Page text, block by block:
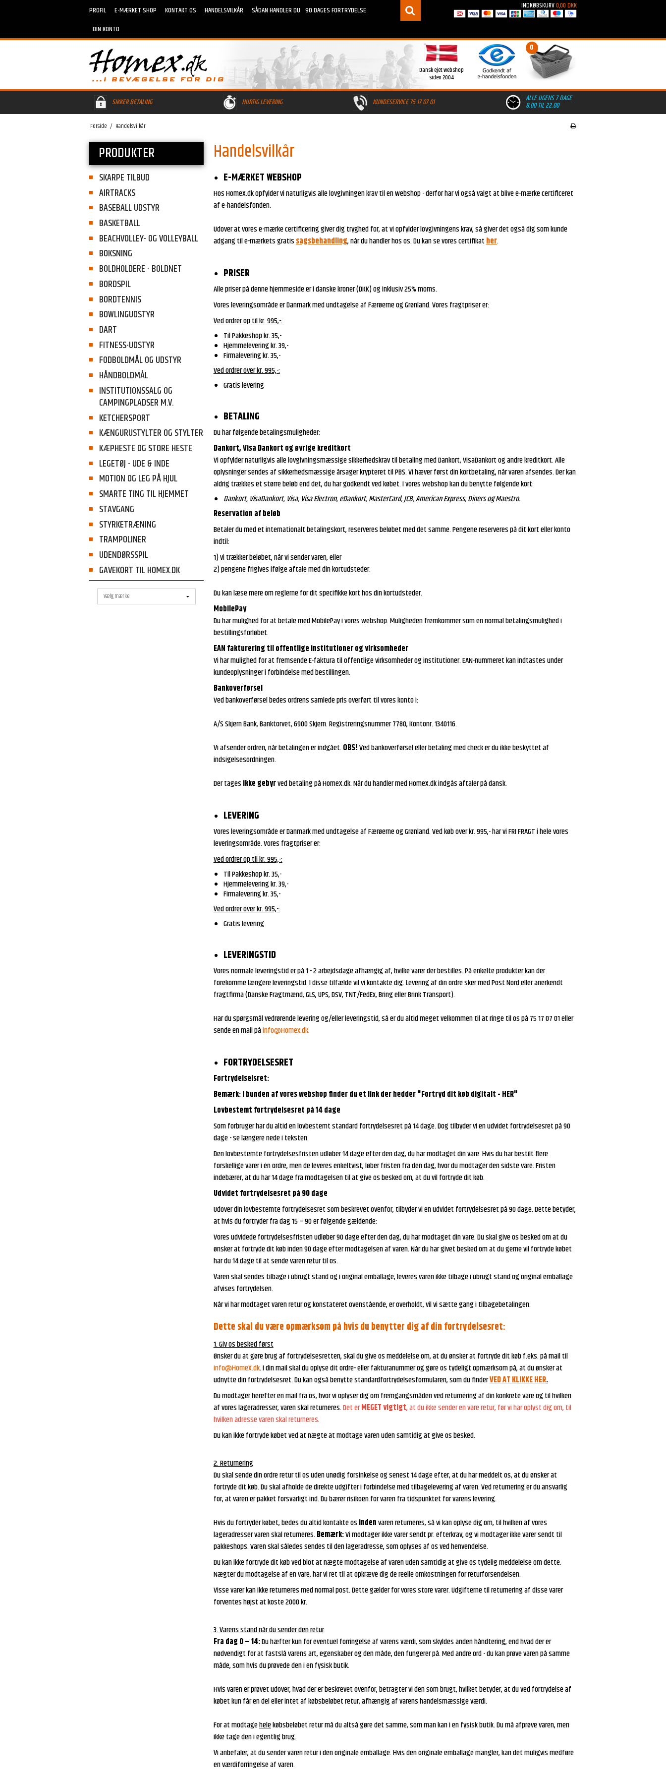
PROFIL E-MÆRKET SHOP KONTAKT OS HANDELSVILKÅR SÅDAN HANDLER DU 90 DAGES FORTRYDELSE
DIN KONTO
INDKØBSKURV0,00 DKK
Dansk ejet webshop
siden 2004
0
SIKKER BETALING HURTIG LEVERING KUNDESERVICE 75 17 07 01 ALLE UGENS 7 DAGE
8.00 TIL 22.00
Forside / Handelsvilkår
PRODUKTER
SKARPE TILBUD
AIRTRACKS
BASEBALL UDSTYR
BASKETBALL
BEACHVOLLEY- OG VOLLEYBALL
BOKSNING
BOLDHOLDERE - BOLDNET
BORDSPIL
BORDTENNIS
BOWLINGUDSTYR
DART
FITNESS-UDSTYR
FODBOLDMÅL OG UDSTYR
HÅNDBOLDMÅL
INSTITUTIONSSALG OG
CAMPINGPLADSER M.V.
KETCHERSPORT
KÆNGURUSTYLTER OG STYLTER
KÆPHESTE OG STORE HESTE
LEGETØJ - UDE & INDE
MOTION OG LEG PÅ HJUL
SMARTE TING TIL HJEMMET
STAVGANG
STYRKETRÆNING
TRAMPOLINER
UDENDØRSSPIL
GAVEKORT TIL HOMEX.DK
Handelsvilkår
E-MÆRKET WEBSHOP
Hos HomeX.dk opfylder vi naturligvis alle lovgivningen krav til en webshop - derfor har vi også valgt at blive e-mærke certificeret
af e-handelsfonden.
Udover at vores e-mærke certificering giver dig tryghed for, at vi opfylder lovgivningens krav, så giver det også dig som kunde
adgang til e-mærkets gratissagsbehandling, når du handler hos os. Du kan se vores certifikather.
PRISER
Alle priser på denne hjemmeside er i danske kroner (DKK) og inklusiv 25% moms.
Vores leveringsområde er Danmark med undtagelse af Færøerne og Grønland. Vores fragtpriser er:
Ved ordrer op til kr. 995,-:
Til Pakkeshop kr. 35,-
Hjemmelevering kr. 39,-
Firmalevering kr. 35,-
Ved ordrer over kr. 995,-:
Gratis levering
BETALING
Du har følgende betalingsmuligheder:
Dankort, Visa Dankort og øvrige kreditkort
Vi opfylder naturligvis alle lovgivningsmæssige sikkerhedskrav til betaling med Dankort, VisaDankort og andre kreditkort. Alle
oplysninger sendes af sikkerhedsmæssige årsager krypteret til PBS. Vi hæver først din kortbetaling, når varen afsendes. Der kan
aldrig trækkes et større beløb end det, du har godkendt ved købet. I vores webshop kan du benytte følgende kort:
Dankort, VisaDankort, Visa, Visa Electron, eDankort, MasterCard, JCB, American Express, Diners og Maestro.
Reservation af beløb
Betaler du med et internationalt betalingskort, reserveres beløbet med det samme. Pengene reserveres på dit kort eller konto
indtil:
1) vi trækker beløbet, når vi sender varen, eller
2) pengene frigives ifølge aftale med din kortudsteder.
Du kan læse mere om reglerne for dit specifikke kort hos din kortudsteder.
MobilePay
Du har mulighed for at betale med MobilePay i vores webshop. Muligheden fremkommer som en normal betalingsmulighed i
bestillingsforløbet.
EAN fakturering til offentlige institutioner og virksomheder
Vi har mulighed for at fremsende E-faktura til offentlige virksomheder og institutioner. EAN-nummeret kan indtastes under
kundeoplysninger i forbindelse med bestillingen.
Bankoverførsel
Ved bankoverførsel bedes ordrens samlede pris overført til vores konto i:
A/S Skjern Bank, Banktorvet, 6900 Skjern. Registreringsnummer 7780, Kontonr. 1340116.
Vi afsender ordren, når betalingen er indgået. OBS!Ved bankoverførsel eller betaling med check er du ikke beskyttet af
indsigelsesordningen.
Der tagesikke gebyrved betaling på HomeX.dk. Når du handler med HomeX.dk indgås aftaler på dansk.
LEVERING
Vores leveringsområde er Danmark med undtagelse af Færøerne og Grønland. Ved køb over kr. 995,- har vi FRI FRAGT i hele vores
leveringsområde. Vores fragtpriser er:
Ved ordrer op til kr. 995,-:
Til Pakkeshop kr. 35,-
Hjemmelevering kr. 39,-
Firmalevering kr. 35,-
Ved ordrer over kr. 995,-:
Gratis levering
LEVERINGSTID
Vores normale leveringstid er på 1 - 2 arbejdsdage afhængig af, hvilke varer der bestilles. På enkelte produkter kan der
forekomme længere leveringstid. I disse tilfælde vil vi kontakte dig. Levering af din ordre sker med Post Nord eller anerkendt
fragtfirma (Danske Fragtmænd, GLS, UPS, DSV, TNT/FedEx, Bring eller Brink Transport).
Har du spørgsmål vedrørende levering og/eller leveringstid, så er du altid meget velkommen til at ringe til os på 75 17 07 01 eller
sende en mail påinfo@Homex.dk.
FORTRYDELSESRET
Fortrydelselsret:
Bemærk: I bunden af vores webshop finder du et link der hedder "Fortryd dit køb digitalt - HER"
Lovbestemt fortrydelsesret på 14 dage
Som forbruger har du altid en lovbestemt standard fortrydelsesret på 14 dage. Dog tilbyder vi en udvidet fortrydelsesret på 90
dage - se længere nede i teksten.
Den lovbestemte fortrydelsesfristen udløber 14 dage efter den dag, du har modtaget din vare. Hvis du har bestilt flere
forskellige varer i én ordre, men de leveres enkeltvist, løber fristen fra den dag, hvor du modtager den sidste vare. Fristen
indebærer, at du har 14 dage fra modtagelsen til at give os besked om, at du vil fortryde dit køb.
Udvidet fortrydelsesret på 90 dage
Udover din lovbestemte fortrydelsesret som beskrevet ovenfor, tilbyder vi en udvidet fortrydelsesret på 90 dage. Dette betyder,
at hvis du fortryder fra dag 15 – 90 er følgende gældende:
Vores udvidede fortrydelsesfristen udløber 90 dage efter den dag, du har modtaget din vare. Du skal give os besked om at du
ønsker at fortryde dit køb inden 90 dage efter modtagelsen af varen. Når du har givet besked om at du gerne vil fortryde købet
har du 14 dage til at sende varen retur til os.
Varen skal sendes tilbage i ubrugt stand og i original emballage, leveres varen ikke tilbage i ubrugt stand og original emballage
afvises fortrydelsen.
Når vi har modtaget varen retur og konstateret ovenstående, er overholdt, vil vi sætte gang i tilbagebetalingen.
Dette skal du være opmærksom på hvis du benytter dig af din fortrydelsesret:
1. Giv os besked først
Ønsker du at gøre brug af fortrydelsesretten, skal du give os meddelelse om, at du ønsker at fortryde dit køb f.eks. på mail til
info@HomeX.dk. I din mail skal du oplyse dit ordre- eller fakturanummer og gøre os tydeligt opmærksom på, at du ønsker at
udnytte din fortrydelsesret. Du kan også benytte standardfortrydelsesformularen, som du finderVED AT KLIKKE HER.
Du modtager herefter en mail fra os, hvor vi oplyser dig om fremgangsmåden ved returnering af din konkrete vare og til hvilken
af vores lageradresser, varen skal returneres.Det erMEGET vigtigt, at du ikke sender en vare retur, før vi har oplyst dig om, til
hvilken adresse varen skal returneres.
Du kan ikke fortryde købet ved at nægte at modtage varen uden samtidig at give os besked.
2. Returnering
Du skal sende din ordre retur til os uden unødig forsinkelse og senest 14 dage efter, at du har meddelt os, at du ønsker at
fortryde dit køb. Du skal afholde de direkte udgifter i forbindelse med tilbagelevering af varen. Ved returnering er du ansvarlig
for, at varen er pakket forsvarligt ind. Du bærer risikoen for varen fra tidspunktet for varens levering.
Hvis du fortryder købet, bedes du altid kontakte osindenvaren returneres, så vi kan oplyse dig om, til hvilken af vores
lageradresser varen skal returneres. Bemærk:Vi modtager ikke varer sendt pr. efterkrav, og vi modtager ikke varer sendt til
pakkeshops. Varen skal således sendes til den lageradresse, som oplyses af os ved henvendelse.
Du kan ikke fortryde dit køb ved blot at nægte modtagelse af varen uden samtidig at give os tydelig meddelelse om dette.
Nægter du modtagelse af en vare, har vi ret til at opkræve dig de reelle omkostningen for returforsendelsen.
Visse varer kan ikke returneres med normal post. Dette gælder for vores store varer. Udgifterne til returnering af disse varer
forventes højst at koste 2000 kr.
3. Varens stand når du sender den retur
Fra dag 0 – 14:Du hæfter kun for eventuel forringelse af varens værdi, som skyldes anden håndtering, end hvad der er
nødvendigt for at fastslå varens art, egenskaber og den måde, den fungerer på. Med andre ord - du kan prøve varen på samme
måde, som hvis du prøvede den i en fysisk butik.
Hvis varen er prøvet udover, hvad der er beskrevet ovenfor, betragter vi den som brugt, hvilket betyder, at du ved fortrydelse af
købet kun får en del eller intet af købsbeløbet retur, afhængig af varens handelsmæssige værdi.
For at modtagehelekøbsbeløbet retur må du altså gøre det samme, som man kan i en fysisk butik. Du må afprøve varen, men
ikke tage den i egentlig brug.
Vi anbefaler, at du sender varen retur i den originale emballage. Hvis den originale emballage mangler, kan det muligvis medføre
en værdiforringelse af varen.